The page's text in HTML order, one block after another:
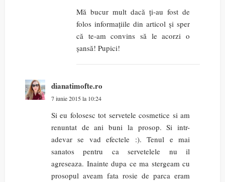
Mă bucur mult dacă ți-au fost de
folos informațiile din articol și sper
că te-am convins să le acorzi o
șansă! Pupici!
dianatimofte.ro
7 iunie 2015 la 10:24
Si eu folosesc tot servetele cosmetice si am
renuntat de ani buni la prosop. Si intr-
adevar se vad efectele :). Tenul e mai
sanatos pentru ca servetelele nu il
agreseaza. Inainte dupa ce ma stergeam cu
prosopul aveam fata rosie de parca eram